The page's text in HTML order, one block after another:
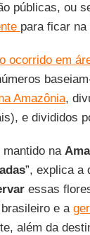
públicas, ou
para ficar na
ocorrido em
Amazônia,
e divididos
mantido na
”, explica a
essas
e a
além da